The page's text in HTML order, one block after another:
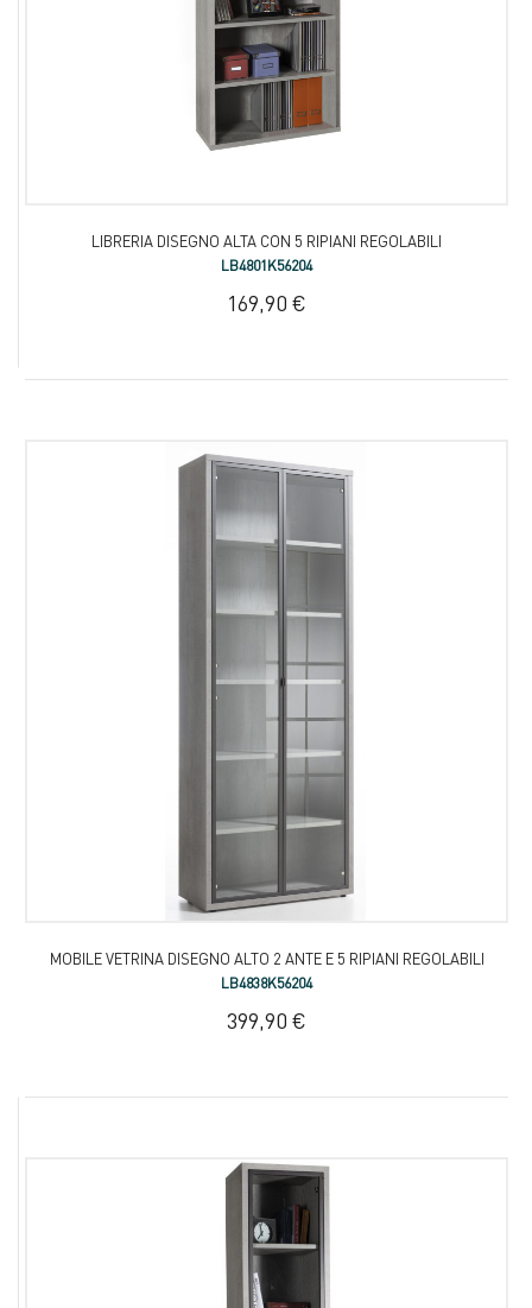
LIBRERIA DISEGNO ALTA CON 5 RIPIANI REGOLABILI
LB4801K56204
169,90 €
MOBILE VETRINA DISEGNO ALTO 2 ANTE E 5 RIPIANI REGOLABILI
LB4838K56204
399,90 €